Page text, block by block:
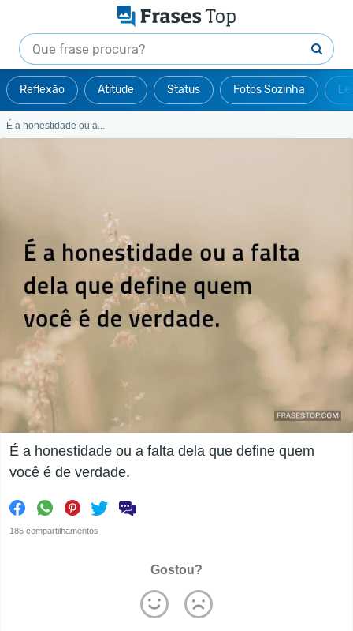
Reflexão Atitude Status Fotos Sozinha
É a honestidade ou a...
É a honestidade ou a falta dela que define quem
você é de verdade.
185 compartilhamentos
Gostou?